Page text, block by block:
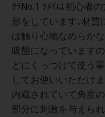
ｸﾗNo.1 ｿﾒｲは初心者
形をしています｡材質
は触り心地なめらか
吸盤になっています
どにくっつけて使う
してお使いいただけ
内蔵されていて角度
部分に刺激を与えら